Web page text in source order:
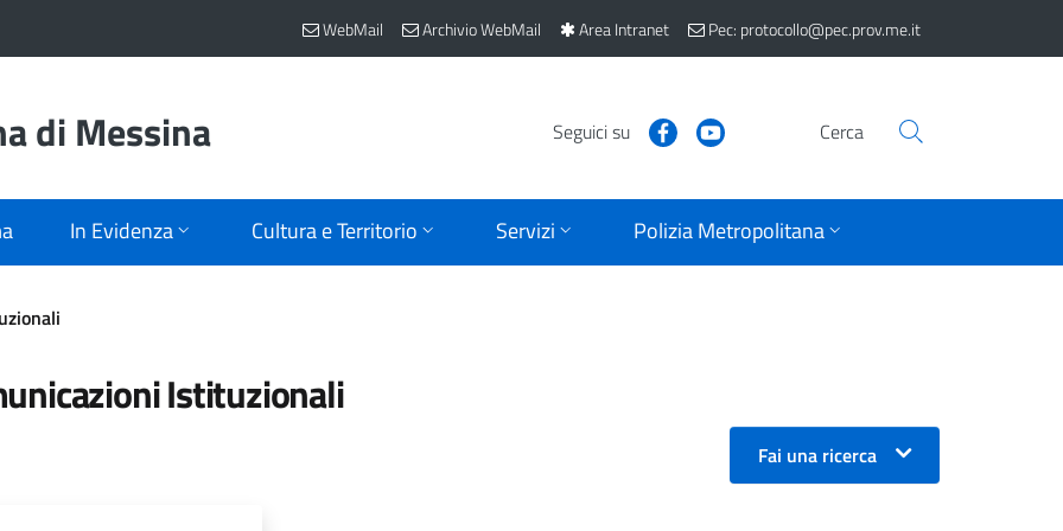
WebMail Archivio WebMail Area Intranet Pec: protocollo@pec.prov.me.it
di Messina Seguici su Cerca
In Evidenza Cultura e Territorio Servizi Polizia Metropolitana
Istituzionali
Fai una ricerca